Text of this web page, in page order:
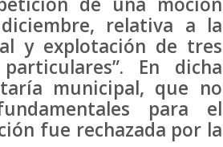
relativa a la
y explotación de tres
En dicha
municipal, que no
para el
fue rechazada por la